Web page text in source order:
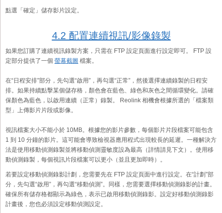
點選「確定」儲存影片設定。
4.2 配置連續視訊/影像錄製
如果您訂購了連續視訊錄製方案，只需在 FTP 設定頁面進行設定即可。 FTP 設
定部分提供了一個 螢幕截圖 檔案。
在“日程安排”部分，先勾選“啟用”，再勾選“正常”，然後選擇連續錄製的日程安
排。如果持續點擊某個儲存格，顏色會在藍色、綠色和灰色之間循環變化。請確
保顏色為藍色，以啟用連續（正常）錄製。 Reolink 相機會根據所選的「檔案類
型」上傳影片片段或影像。
視訊檔案大小不能小於 10MB。根據您的影片參數，每個影片片段檔案可能包含
1 到 10 分鐘的影片。這可能會導致檢視器應用程式出現較長的延遲。一種解決方
法是使用移動偵測錄製並將移動偵測靈敏度設為最高（詳情請見下文）。使用移
動偵測錄製，每個視訊片段檔案可以更小（並且更加即時）。
若要設定移動偵測錄影計劃，您需要先在 FTP 設定頁面中進行設定。在“計劃”部
分，先勾選“啟用”，再勾選“移動偵測”。同樣，您需要選擇移動偵測錄影的計畫。
確保所有儲存格都顯示為綠色，表示已啟用移動偵測錄影。設定好移動偵測錄影
計畫後，您也必須設定移動偵測設定。